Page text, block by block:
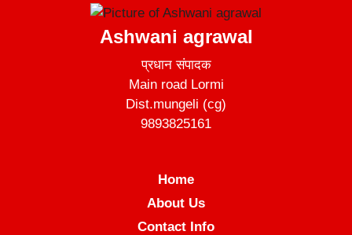
Ashwani agrawal
प्रधान संपादक
Main road Lormi
Dist.mungeli (cg)
9893825161
Home
About Us
Contact Info